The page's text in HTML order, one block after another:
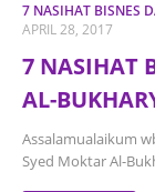
7 NASIHAT BISNES
APRIL 28, 2017
7 NASIHAT
AL-
Assalamualaikum
Syed Moktar Al-